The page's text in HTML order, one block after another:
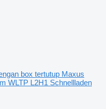
box tertutup Maxus
WLTP L2H1 Schnellladen